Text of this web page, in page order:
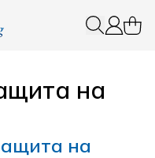
0
на
на